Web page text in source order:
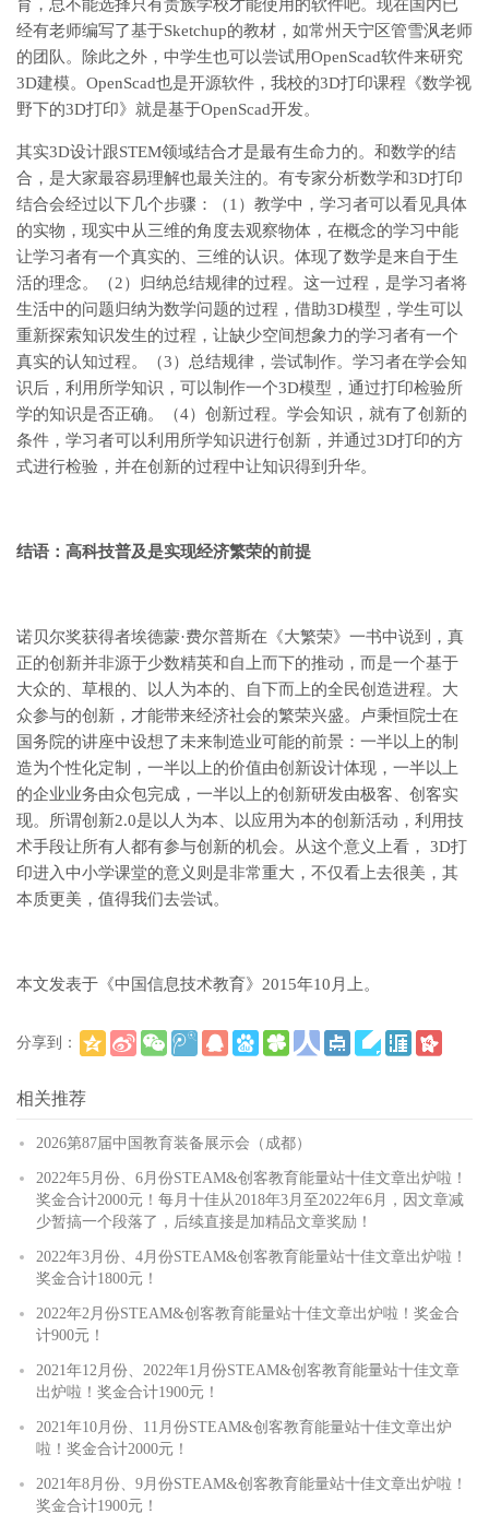
育，总不能选择只有贵族学校才能使用的软件吧。现在国内已
经有老师编写了基于Sketchup的教材，如常州天宁区管雪沨老师
的团队。除此之外，中学生也可以尝试用OpenScad软件来研究
3D建模。OpenScad也是开源软件，我校的3D打印课程《数学视
野下的3D打印》就是基于OpenScad开发。
其实3D设计跟STEM领域结合才是最有生命力的。和数学的结
合，是大家最容易理解也最关注的。有专家分析数学和3D打印
结合会经过以下几个步骤：（1）教学中，学习者可以看见具体
的实物，现实中从三维的角度去观察物体，在概念的学习中能
让学习者有一个真实的、三维的认识。体现了数学是来自于生
活的理念。（2）归纳总结规律的过程。这一过程，是学习者将
生活中的问题归纳为数学问题的过程，借助3D模型，学生可以
重新探索知识发生的过程，让缺少空间想象力的学习者有一个
真实的认知过程。（3）总结规律，尝试制作。学习者在学会知
识后，利用所学知识，可以制作一个3D模型，通过打印检验所
学的知识是否正确。（4）创新过程。学会知识，就有了创新的
条件，学习者可以利用所学知识进行创新，并通过3D打印的方
式进行检验，并在创新的过程中让知识得到升华。
结语：高科技普及是实现经济繁荣的前提
诺贝尔奖获得者埃德蒙·费尔普斯在《大繁荣》一书中说到，真
正的创新并非源于少数精英和自上而下的推动，而是一个基于
大众的、草根的、以人为本的、自下而上的全民创造进程。大
众参与的创新，才能带来经济社会的繁荣兴盛。卢秉恒院士在
国务院的讲座中设想了未来制造业可能的前景：一半以上的制
造为个性化定制，一半以上的价值由创新设计体现，一半以上
的企业业务由众包完成，一半以上的创新研发由极客、创客实
现。所谓创新2.0是以人为本、以应用为本的创新活动，利用技
术手段让所有人都有参与创新的机会。从这个意义上看， 3D打
印进入中小学课堂的意义则是非常重大，不仅看上去很美，其
本质更美，值得我们去尝试。
本文发表于《中国信息技术教育》2015年10月上。
分享到：
相关推荐
2026第87届中国教育装备展示会（成都）
2022年5月份、6月份STEAM&创客教育能量站十佳文章出炉啦！
奖金合计2000元！每月十佳从2018年3月至2022年6月，因文章减
少暂搞一个段落了，后续直接是加精品文章奖励！
2022年3月份、4月份STEAM&创客教育能量站十佳文章出炉啦！
奖金合计1800元！
2022年2月份STEAM&创客教育能量站十佳文章出炉啦！奖金合
计900元！
2021年12月份、2022年1月份STEAM&创客教育能量站十佳文章
出炉啦！奖金合计1900元！
2021年10月份、11月份STEAM&创客教育能量站十佳文章出炉
啦！奖金合计2000元！
2021年8月份、9月份STEAM&创客教育能量站十佳文章出炉啦！
奖金合计1900元！